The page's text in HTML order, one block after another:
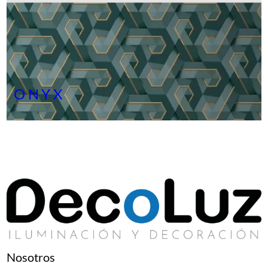
ONYX
Nosotros